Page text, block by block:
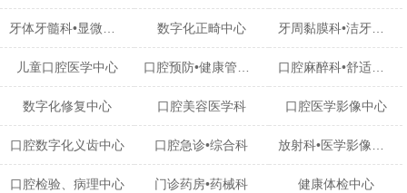
数字化正畸中心 牙周黏膜科•洁牙中心
儿童口腔医学中心 口腔麻醉科•舒适化诊疗中心
数字化修复中心 口腔美容医学科 口腔医学影像中心
口腔数字化义齿中心 口腔急诊•综合科
口腔检验、病理中心 门诊药房•药械科 健康体检中心